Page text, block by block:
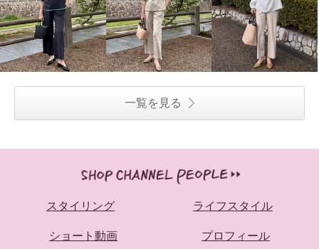
一覧を見る
スタイリング ライフスタイル
ショート動画 プロフィール